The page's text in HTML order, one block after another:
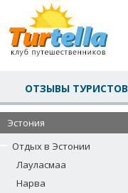
ОТЗЫВЫ ТУРИСТОВ
Эстония
Отдых в Эстонии
Лауласмаа
Нарва